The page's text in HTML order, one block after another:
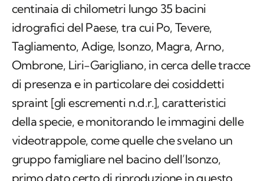
centinaia di chilometri lungo 35 bacini
idrografici del Paese, tra cui Po, Tevere,
Tagliamento, Adige, Isonzo, Magra, Arno,
Ombrone, Liri-Garigliano, in cerca delle tracce
di presenza e in particolare dei cosiddetti
spraint [gli escrementi n.d.r.], caratteristici
della specie, e monitorando le immagini delle
videotrappole, come quelle che svelano un
gruppo famigliare nel bacino dell’Isonzo,
primo dato certo di riproduzione in questo